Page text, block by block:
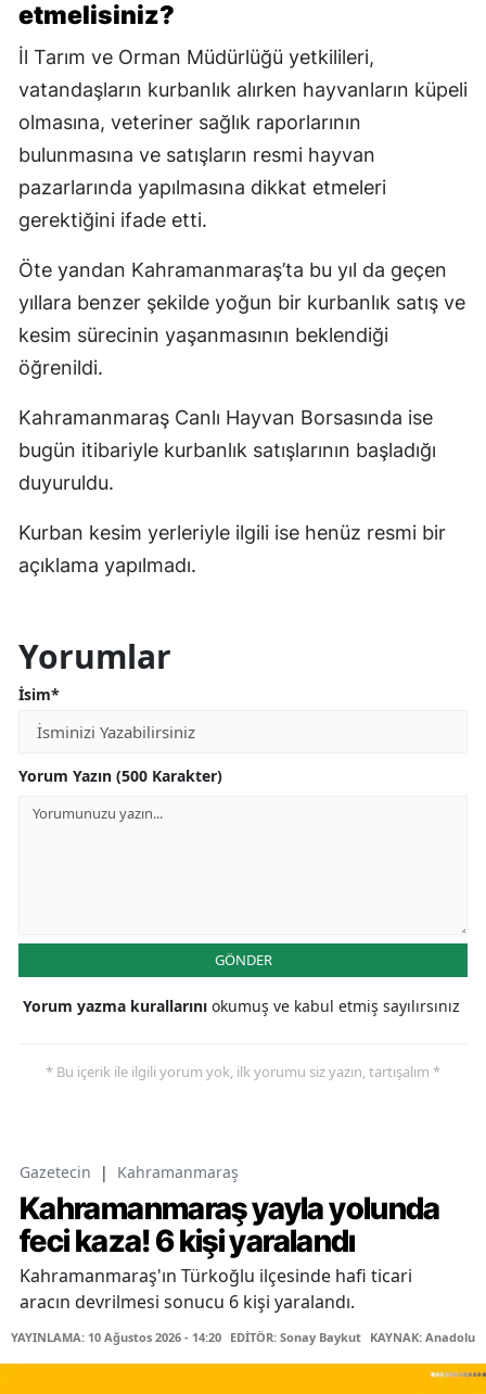
etmelisiniz?
İl Tarım ve Orman Müdürlüğü yetkilileri,
vatandaşların kurbanlık alırken hayvanların küpeli
olmasına, veteriner sağlık raporlarının
bulunmasına ve satışların resmi hayvan
pazarlarında yapılmasına dikkat etmeleri
gerektiğini ifade etti.
Öte yandan Kahramanmaraş’ta bu yıl da geçen
yıllara benzer şekilde yoğun bir kurbanlık satış ve
kesim sürecinin yaşanmasının beklendiği
öğrenildi.
Kahramanmaraş Canlı Hayvan Borsasında ise
bugün itibariyle kurbanlık satışlarının başladığı
duyuruldu.
Kurban kesim yerleriyle ilgili ise henüz resmi bir
açıklama yapılmadı.
Yorumlar
İsim*
Yorum Yazın (500 Karakter)
GÖNDER
Yorum yazma kurallarını okumuş ve kabul etmiş sayılırsınız
* Bu içerik ile ilgili yorum yok, ilk yorumu siz yazın, tartışalım *
Gazetecin | Kahramanmaraş
Kahramanmaraş yayla yolunda
feci kaza! 6 kişi yaralandı
Kahramanmaraş'ın Türkoğlu ilçesinde hafi ticari
aracın devrilmesi sonucu 6 kişi yaralandı.
YAYINLAMA: 10 Ağustos 2026 - 14:20 EDİTÖR: Sonay Baykut KAYNAK: Anadolu